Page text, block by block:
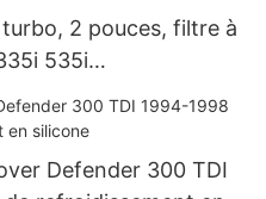
2 pouces, filtre à
535i
Defender 300 TDI